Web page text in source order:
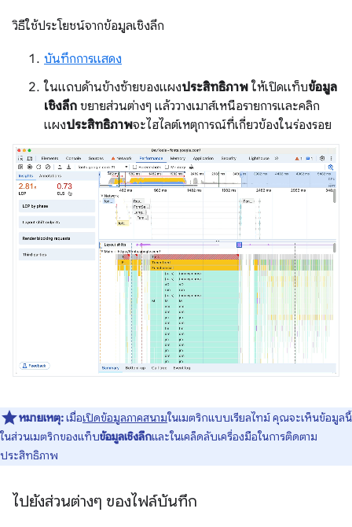
วิธีใช้ประโยชน์จากข้อมูลเชิงลึก
บันทึกการแสดง
ในแถบด้านข้างซ้ายของแผงประสิทธิภาพให้เปิดแท็บข้อมูล
เชิงลึก ขยายส่วนต่างๆ แล้ววางเมาส์เหนือรายการและคลิก
แผงประสิทธิภาพจะไฮไลต์เหตุการณ์ที่เกี่ยวข้องในร่องรอย
หมายเหตุ:เมื่อเปิดข้อมูลภาคสนามในเมตริกแบบเรียลไทม์ คุณจะเห็นข้อมูลนี้
ในส่วนเมตริกของแท็บข้อมูลเชิงลึกและในเคล็ดลับเครื่องมือในการติดตาม
ประสิทธิภาพ
ไปยังส่วนต่างๆ ของไฟล์บันทึก